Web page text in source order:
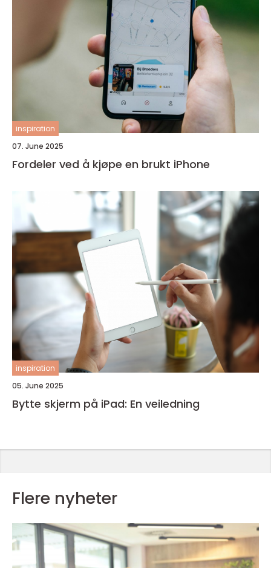
inspiration
07. June 2025
Fordeler ved å kjøpe en brukt iPhone
inspiration
05. June 2025
Bytte skjerm på iPad: En veiledning
Flere nyheter